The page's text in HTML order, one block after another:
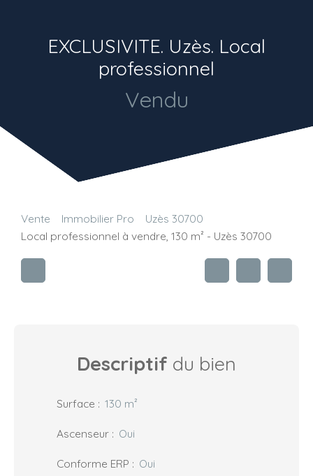
EXCLUSIVITE. Uzès. Local
professionnel
Vendu
Vente Immobilier Pro
Uzès 30700
Local professionnel à vendre, 130 m² - Uzès 30700
Descriptif du bien
Surface : 130 m²
Ascenseur : Oui
Conforme ERP : Oui